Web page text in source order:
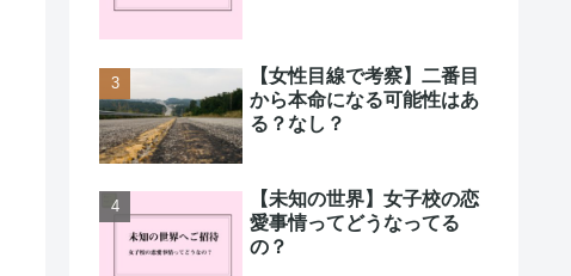
【女性目線で考察】二番目
から本命になる可能性はあ
る？なし？
【未知の世界】女子校の恋
愛事情ってどうなってる
の？